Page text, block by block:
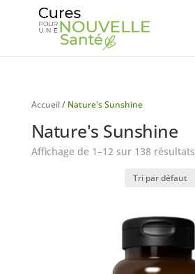
Accueil/ Nature's Sunshine
Nature's Sunshine
Affichage de 1–12 sur 138 résultats